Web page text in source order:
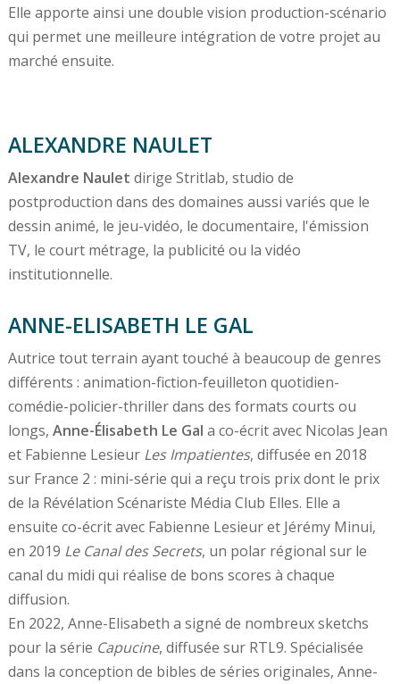
Elle apporte ainsi une double vision production-scénario
qui permet une meilleure intégration de votre projet au
marché ensuite.
ALEXANDRE NAULET
Alexandre Naulet dirige Stritlab, studio de
postproduction dans des domaines aussi variés que le
dessin animé, le jeu-vidéo, le documentaire, l'émission
TV, le court métrage, la publicité ou la vidéo
institutionnelle.
ANNE-ELISABETH LE GAL
Autrice tout terrain ayant touché à beaucoup de genres
différents : animation-fiction-feuilleton quotidien-
comédie-policier-thriller dans des formats courts ou
longs, Anne-Élisabeth Le Gal a co-écrit avec Nicolas Jean
et Fabienne Lesieur Les Impatientes, diffusée en 2018
sur France 2 : mini-série qui a reçu trois prix dont le prix
de la Révélation Scénariste Média Club Elles. Elle a
ensuite co-écrit avec Fabienne Lesieur et Jérémy Minui,
en 2019 Le Canal des Secrets, un polar régional sur le
canal du midi qui réalise de bons scores à chaque
diffusion.
En 2022, Anne-Elisabeth a signé de nombreux sketchs
pour la série Capucine, diffusée sur RTL9. Spécialisée
dans la conception de bibles de séries originales, Anne-